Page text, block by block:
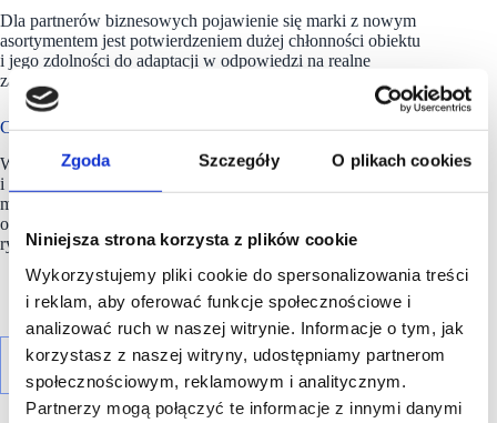
Zgoda Szczegóły O plikach cookies
Niniejsza strona korzysta z plików cookie
Wykorzystujemy pliki cookie do spersonalizowania treści
i reklam, aby oferować funkcje społecznościowe i
analizować ruch w naszej witrynie. Informacje o tym, jak
korzystasz z naszej witryny, udostępniamy partnerom
społecznościowym, reklamowym i analitycznym.
Partnerzy mogą połączyć te informacje z innymi danymi
Dla partnerów biznesowych pojawienie się marki z nowym
asortymentem jest potwierdzeniem dużej chłonności obiektu
i jego zdolności do adaptacji w odpowiedzi na realne
zapotrzebowanie rynkowe.
Centrum Łopuszańska 22 ma ponad 100 najemców
W
Centrum Łopuszańska 22znajduje się ponad 100 sklepów
i punktów usługowych na powierzchni przekraczającej 20 tys.
m².
o potrzeby lokalnej społeczności oraz zmieniające się otoczenie
rynkowe.